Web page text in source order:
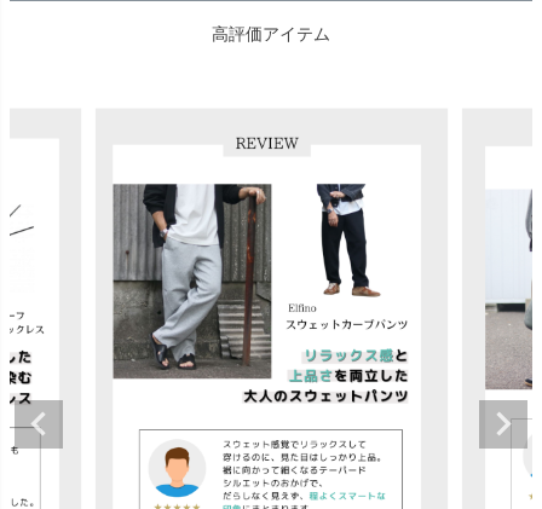
高評価アイテム